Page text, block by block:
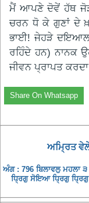
ਮੈਂ ਆਪਣੇ ਦੋਵੇਂ ਹੱਥ
ਚਰਨ ਧੋ ਕੇ ਗੁਣਾਂ ਦੇ
ਭਾਈ! ਜੇਹੜੇ ਦਇਆਲ
ਰਹਿੰਦੇ ਹਨ) ਨਾਨਕ
ਜੀਵਨ ਪ੍ਰਾਪਤ
Share On Whatsapp
ਅਮ੍ਰਿਤ
ਅੰਗ : 796 ਬਿਲਾਵਲੁ ਮਹਲਾ
ਧ੍ਰਿਗੁ ਸੋਇਆ ਧ੍ਰਿਗੁ